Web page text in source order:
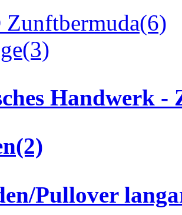
(6)
(3)
Handwerk -
(2)
Pullover